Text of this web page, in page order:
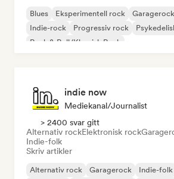
Blues Eksperimentell rock Garagerock
Indie-rock
Progressiv rock
Rock & Roll/Klassisk Rock
indie now
Mediekanal/journalist
> 2400 svar gitt
Alternativ rockElektronisk rock
Indie-folk
Skriv artikler
Alternativ rock Garagerock Indie-folk